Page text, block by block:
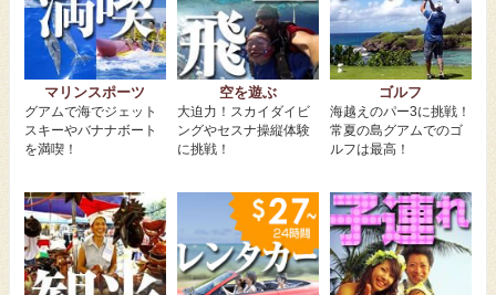
マリンスポーツ
グアムで海でジェット
スキーやバナナボート
を満喫！
空を遊ぶ
大迫力！スカイダイビ
ングやセスナ操縦体験
に挑戦！
ゴルフ
海越えのパー3に挑戦！
常夏の島グアムでのゴ
ルフは最高！